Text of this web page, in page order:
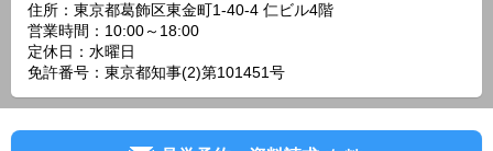
住所：東京都葛飾区東金町1-40-4 仁ビル4階
営業時間：10:00～18:00
定休日：水曜日
免許番号：東京都知事(2)第101451号